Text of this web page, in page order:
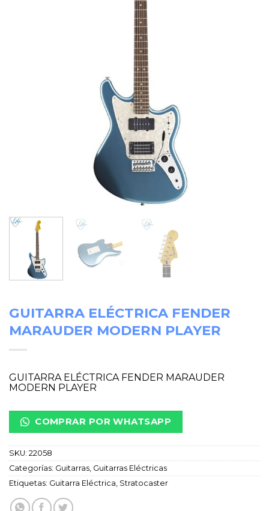
GUITARRA ELÉCTRICA FENDER
MARAUDER MODERN PLAYER
GUITARRA ELÉCTRICA FENDER MARAUDER
MODERN PLAYER
COMPRAR POR WHATSAPP
SKU: 22058
Categorías: Guitarras Guitarras Eléctricas
Etiquetas: Guitarra Eléctrica Stratocaster